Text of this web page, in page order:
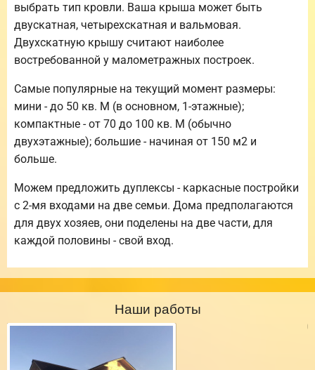
выбрать тип кровли. Ваша крыша может быть
двускатная, четырехскатная и вальмовая.
Двухскатную крышу считают наиболее
востребованной у малометражных построек.
Самые популярные на текущий момент размеры:
мини - до 50 кв. М (в основном, 1-этажные);
компактные - от 70 до 100 кв. М (обычно
двухэтажные); большие - начиная от 150 м2 и
больше.
Можем предложить дуплексы - каркасные постройки
с 2-мя входами на две семьи. Дома предполагаются
для двух хозяев, они поделены на две части, для
каждой половины - свой вход.
Наши работы